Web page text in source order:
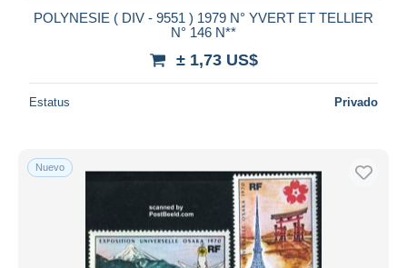
POLYNESIE ( DIV - 9551 ) 1979 N° YVERT ET TELLIER
N° 146 N**
± 1,73 US$
Estatus Privado
Nuevo